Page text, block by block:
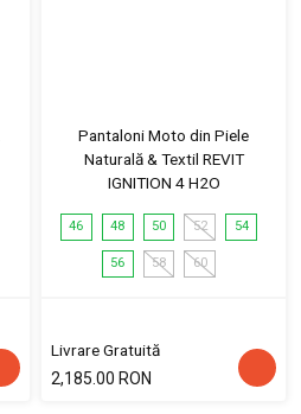
Pantaloni Moto din Piele
Naturală & Textil REVIT
IGNITION 4 H2O
46 48 50 52 54
56 58 60
Livrare Gratuită
2,185.00 RON